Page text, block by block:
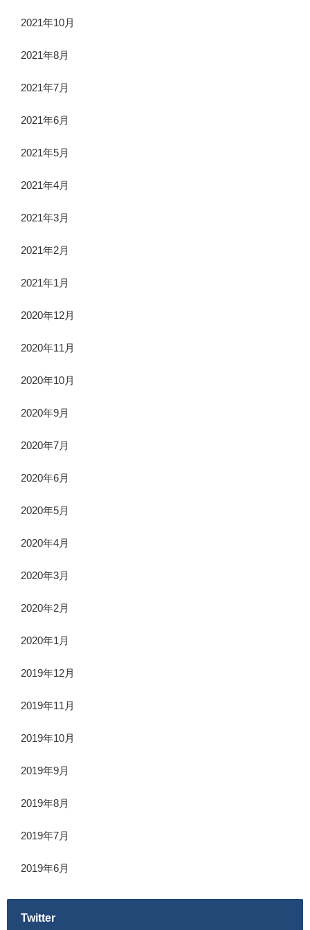
2021年10月
2021年8月
2021年7月
2021年6月
2021年5月
2021年4月
2021年3月
2021年2月
2021年1月
2020年12月
2020年11月
2020年10月
2020年9月
2020年7月
2020年6月
2020年5月
2020年4月
2020年3月
2020年2月
2020年1月
2019年12月
2019年11月
2019年10月
2019年9月
2019年8月
2019年7月
2019年6月
Twitter